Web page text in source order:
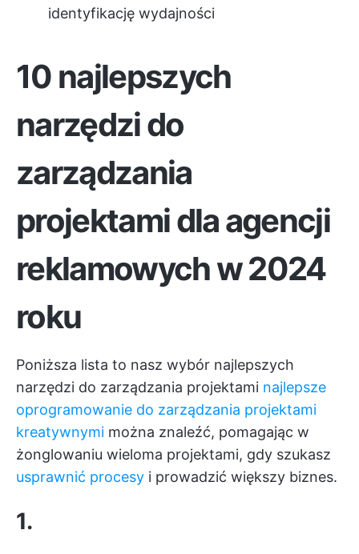
identyfikację wydajności
10 najlepszych
narzędzi do
zarządzania
projektami dla agencji
reklamowych w 2024
roku
Poniższa lista to nasz wybór najlepszych
narzędzi do zarządzania projektami najlepsze
oprogramowanie do zarządzania projektami
kreatywnymi można znaleźć, pomagając w
żonglowaniu wieloma projektami, gdy szukasz
usprawnić procesy i prowadzić większy biznes.
1.